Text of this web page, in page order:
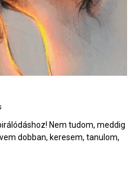
Nem tudom, meddig
dobban, keresem, tanulom,